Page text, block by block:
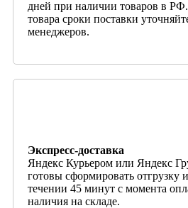
дней при наличии товаров в
товара сроки поставки
менеджеров.
Экспресс-доставка
Яндекс Курьером или Яндекс
готовы сформировать отгрузку
течении 45 минут с момента
наличия на складе.